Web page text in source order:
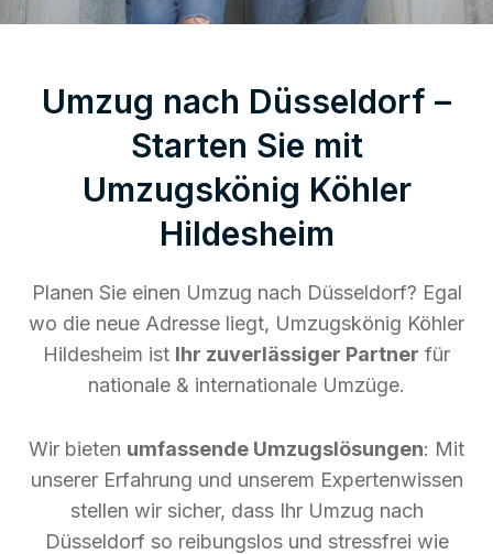
Umzug nach Düsseldorf –
Starten Sie mit
Umzugskönig Köhler
Hildesheim
Planen Sie einen Umzug nach Düsseldorf? Egal
wo die neue Adresse liegt, Umzugskönig Köhler
Hildesheim ist Ihr zuverlässiger Partner für
nationale & internationale Umzüge.
Wir bieten umfassende Umzugslösungen: Mit
unserer Erfahrung und unserem Expertenwissen
stellen wir sicher, dass Ihr Umzug nach
Düsseldorf so reibungslos und stressfrei wie